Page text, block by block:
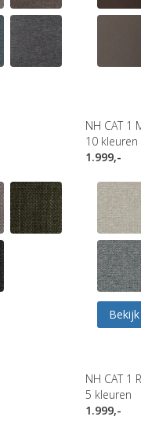
NH CAT 1
10 kleuren
1.999,-
NH CAT 1
5 kleuren
1.999,-